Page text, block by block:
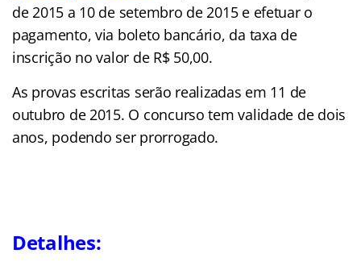
de 2015 a 10 de setembro de 2015 e efetuar o
pagamento, via boleto bancário, da taxa de
inscrição no valor de R$ 50,00.
As provas escritas serão realizadas em 11 de
outubro de 2015. O concurso tem validade de dois
anos, podendo ser prorrogado.
Detalhes: